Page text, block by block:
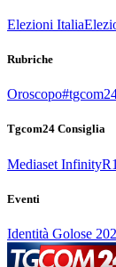
Elezioni Italia
Rubriche
Oroscopo
Tgcom24 Consiglia
Mediaset Infinity
Eventi
Identità Golose